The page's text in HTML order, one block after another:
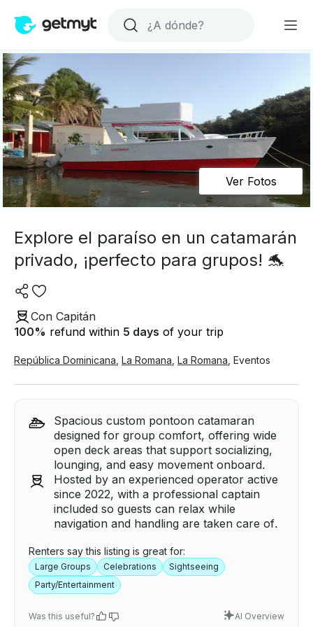
Ver Fotos
Explore el paraíso en un catamarán
privado, ¡perfecto para grupos! 🐬
Con Capitán
100% refund within 5 days of your trip
República Dominicana La Romana La Romana Eventos
Spacious custom pontoon catamaran
designed for group comfort, offering wide
open deck areas that support socializing,
lounging, and easy movement onboard.
Hosted by an experienced operator active
since 2022, with a professional captain
included so guests can relax while
navigation and handling are taken care of.
Renters say this listing is great for:
Large Groups Celebrations
Sightseeing
Party/Entertainment
Was this useful? AI Overview